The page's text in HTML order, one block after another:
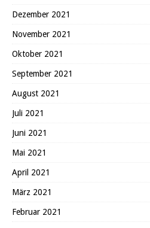
Dezember 2021
November 2021
Oktober 2021
September 2021
August 2021
Juli 2021
Juni 2021
Mai 2021
April 2021
März 2021
Februar 2021